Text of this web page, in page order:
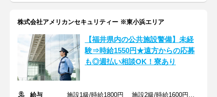
株式会社アメリカンセキュリティー ※東小浜エリア
【福井県内の公共施設警備】未経
験⇒時給1550円★遠方からの応募
も◎週払い相談OK！寮あり
給与
施設1級/時給1800円 施設2級/時給1600円 未経験/時給1550円